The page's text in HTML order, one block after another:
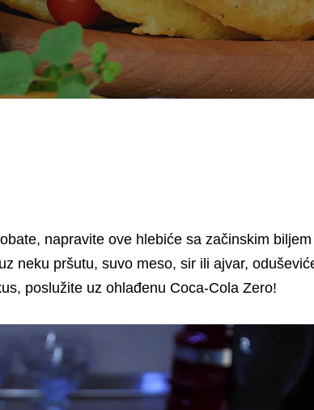
napravite ove hlebiće sa začinskim
neku pršutu, suvo meso, sir ili ajvar,
poslužite uz ohlađenu Coca-Cola Zero!